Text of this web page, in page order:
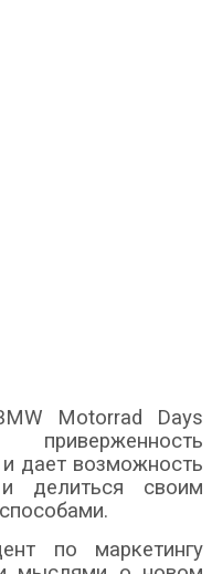
Motorrad Days
дает возможность
и делиться своим
по маркетингу